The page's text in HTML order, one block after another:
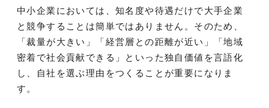
中小企業においては、知名度や待遇だけで大手企業
と競争することは簡単ではありません。そのため、
「裁量が大きい」「経営層との距離が近い」「地域
密着で社会貢献できる」といった独自価値を言語化
し、自社を選ぶ理由をつくることが重要になりま
す。